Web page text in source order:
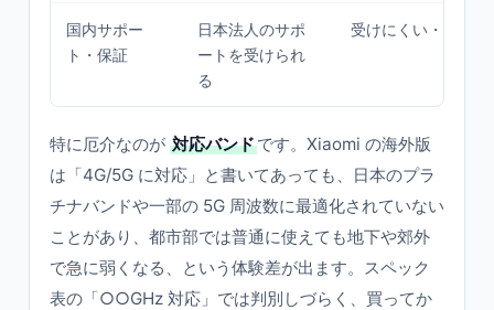
国内サポー
ト・保証
日本法人のサポ
ートを受けられ
る
受けにくい・実質自
特に厄介なのが 対応バンドです。Xiaomi の海外版
は「4G/5G に対応」と書いてあっても、日本のプラ
チナバンドや一部の 5G 周波数に最適化されていない
ことがあり、都市部では普通に使えても地下や郊外
で急に弱くなる、という体験差が出ます。スペック
表の「○○GHz 対応」では判別しづらく、買ってか